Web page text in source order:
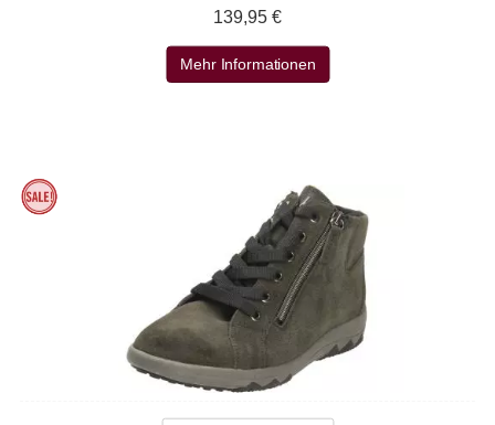
139,95 €
Mehr Informationen